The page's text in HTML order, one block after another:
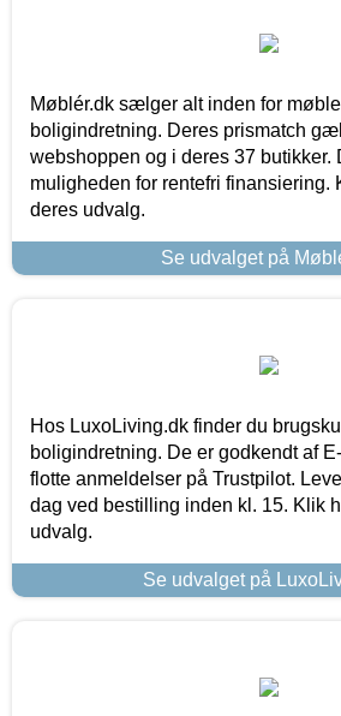
Møblér.dk sælger alt inden for
boligindretning. Deres prismatch
webshoppen og i deres 37 butikker.
muligheden for rentefri finansiering.
deres udvalg.
Se udvalget på
Hos LuxoLiving.dk finder du
boligindretning. De er godkendt af
flotte anmeldelser på Trustpilot.
dag ved bestilling inden kl. 15. Klik
udvalg.
Se udvalget på